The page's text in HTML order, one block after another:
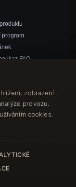
zobrazení
provozu.
cookies.
program
FAQ
NÁS